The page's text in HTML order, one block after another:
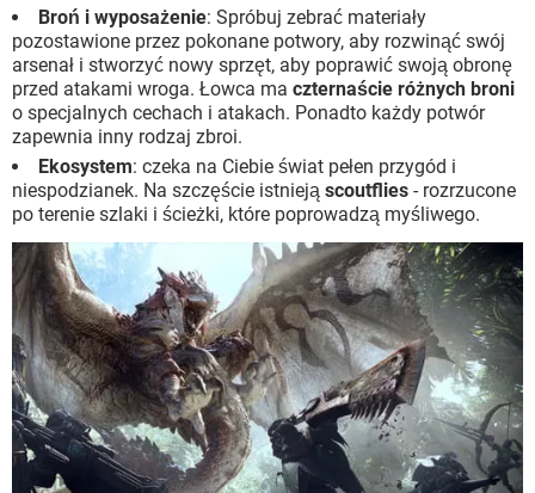
Broń i wyposażenie: Spróbuj zebrać materiały
pozostawione przez pokonane potwory, aby rozwinąć swój
arsenał i stworzyć nowy sprzęt, aby poprawić swoją obronę
przed atakami wroga. Łowca ma czternaście różnych broni
o specjalnych cechach i atakach. Ponadto każdy potwór
zapewnia inny rodzaj zbroi.
Ekosystem: czeka na Ciebie świat pełen przygód i
niespodzianek. Na szczęście istnieją scoutflies - rozrzucone
po terenie szlaki i ścieżki, które poprowadzą myśliwego.